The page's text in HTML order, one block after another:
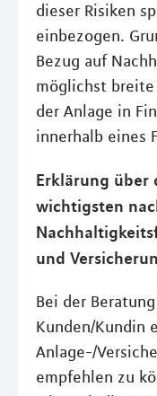
dieser Risiken
einbezogen.
Bezug auf
möglichst
der Anlage in
innerhalb eines
Erklärung über
wichtigsten
und
Bei der
Kunden/Kundin
Anlage-/
empfehlen zu